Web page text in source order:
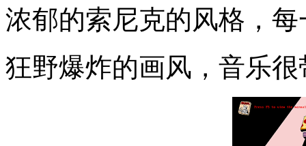
浓郁的索尼克的风格，
狂野爆炸的画风，音乐